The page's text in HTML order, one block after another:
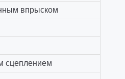
впрыском
сцеплением